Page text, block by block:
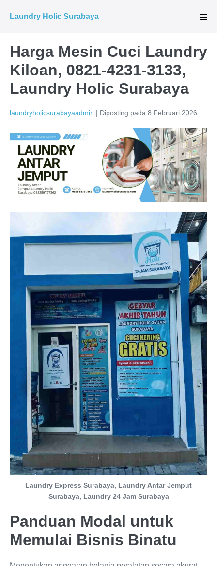
Laundry Holic Surabaya
Harga Mesin Cuci Laundry
Kiloan, 0821-4231-3133,
Laundry Holic Surabaya
laundryholicsurabayaadmin | Diposting pada 8 Februari 2026
Laundry Express Surabaya, Laundry Antar Jemput
Surabaya, Laundry 24 Jam Surabaya
Panduan Modal untuk
Memulai Bisnis Binatu